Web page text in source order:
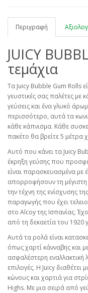
Περιγραφή
JUICY
τεμάχια
Τα Juicy Bubble Gum Rolls
γευστικές σας παλέτες με
γεύσεις και ένα γλυκό
περισσότερο, αυτά τα
κάθε κάπνισμα. Κάθε
πακέτο θα βρείτε 5 μέτρα
Αυτό που κάνει τα Juicy
έκρηξη γεύσης που
είναι παρασκευασμένα με
απορροφήσουν τη μέγιστη
την τέχνη της ενίσχυσης
παραγωγής που έχει
στο Alcoy της Ισπανίας.
από τη δεκαετία του 1920
Αυτά τα ρολά είναι
όπως χαρτί κάνναβης και
ασφαλέστερη εναλλακτική
επιλογές. Η Juicy διαθέτει
κώνους και χαρτιά για
Highs. Με μια σειρά από